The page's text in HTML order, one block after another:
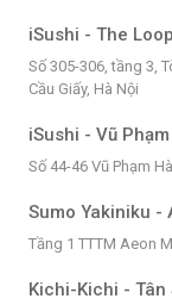
iSushi - The
Số 305-306, tầng 3,
Cầu Giấy, Hà Nội
iSushi - Vũ
Số 44-46 Vũ Phạm
Sumo Yakiniku -
Tầng 1 TTTM Aeon
Kichi-Kichi - Tân